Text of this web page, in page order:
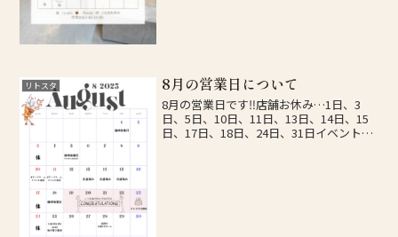
リトスタ 8月の営業日について
8月の営業日です‼️店舗お休み…1日、3
日、5日、10日、11日、13日、14日、15
日、17日、18日、24日、31日イベント10